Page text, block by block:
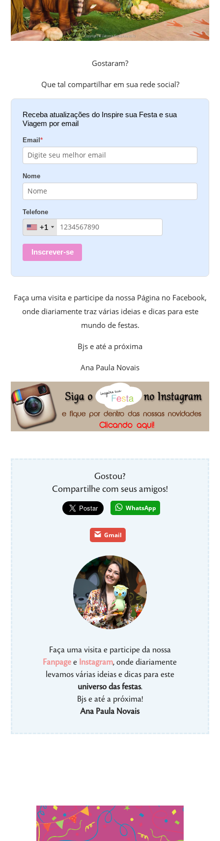
Gostaram?
Que tal compartilhar em sua rede social?
Receba atualizações do Inspire sua Festa e sua
Viagem por email
Email*
Nome
Telefone
+1
+1
Inscrever-se
Faça uma visita e participe da nossa Página no Facebook,
onde diariamente traz várias ideias e dicas para este
mundo de festas.
Bjs e até a próxima
Ana Paula Novais
Gostou?
Compartilhe com seus amigos!
WhatsApp
Gmail
Faça uma visita e participe da nossa
Fanpage e Instagram, onde diariamente
levamos várias ideias e dicas para este
universo das festas.
Bjs e até a próxima!
Ana Paula Novais